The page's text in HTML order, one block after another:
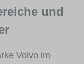
und
Volvo im